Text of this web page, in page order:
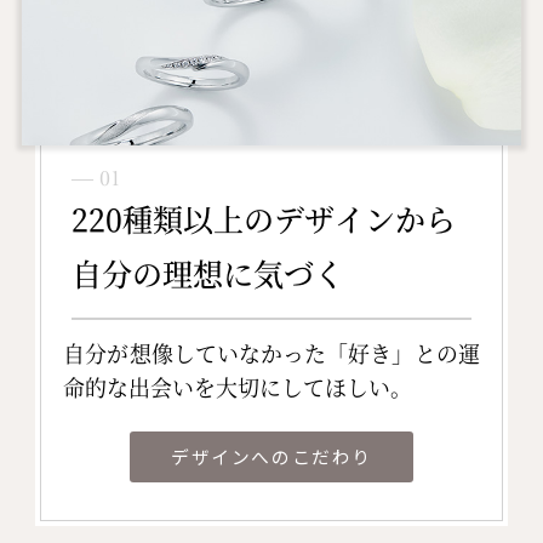
― 01
220種類以上のデザインから
自分の理想に気づく
自分が想像していなかった「好き」との運
命的な出会いを大切にしてほしい。
デザインへのこだわり